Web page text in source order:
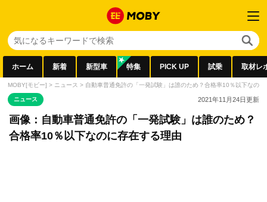
ホーム 新着 新型車 特集 PICK UP 試乗 取材レ
MOBY[モビー] > ニュース > 自動車普通免許の「一発試験」は誰のため？合格率10％以下なのに
ニュース 2021年11月24日更新
画像：自動車普通免許の「一発試験」は誰のため？
合格率10％以下なのに存在する理由